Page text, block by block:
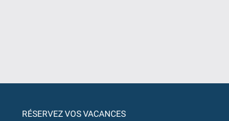
RÉSERVEZ VOS VACANCES